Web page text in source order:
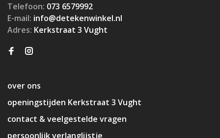
Telefoon: 073 6579992
E-mail: info@detekenwinkel.nl
Adres: Kerkstraat 3 Vught
over ons
openingstijden Kerkstraat 3 Vught
contact & veelgestelde vragen
persoonlijk verlanglijstje